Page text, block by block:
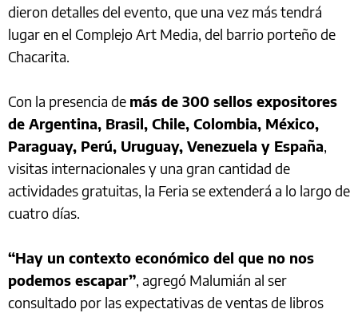
dieron detalles del evento, que una vez más tendrá
lugar en el Complejo Art Media, del barrio porteño de
Chacarita.
Con la presencia de más de 300 sellos expositores
de Argentina, Brasil, Chile, Colombia, México,
Paraguay, Perú, Uruguay, Venezuela y España,
visitas internacionales y una gran cantidad de
actividades gratuitas, la Feria se extenderá a lo largo de
cuatro días.
“Hay un contexto económico del que no nos
podemos escapar”, agregó Malumián al ser
consultado por las expectativas de ventas de libros